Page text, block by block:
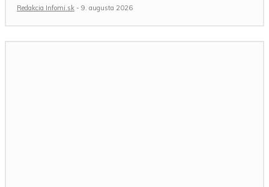
Redakcia Infomi.sk - 9. augusta 2026